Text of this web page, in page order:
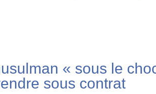
« sous le
sous contrat